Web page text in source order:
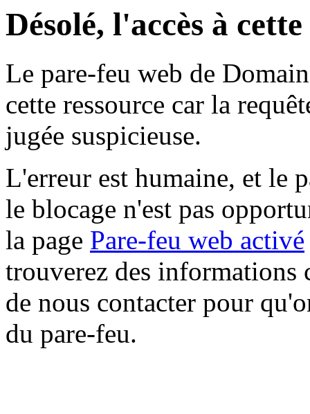
Désolé, l'accès à
Le pare-feu web de
cette ressource car la
jugée suspicieuse.
L'erreur est humaine, et le
le blocage n'est pas
la page Pare-feu web activé
trouverez des informations
de nous contacter pour
du pare-feu.